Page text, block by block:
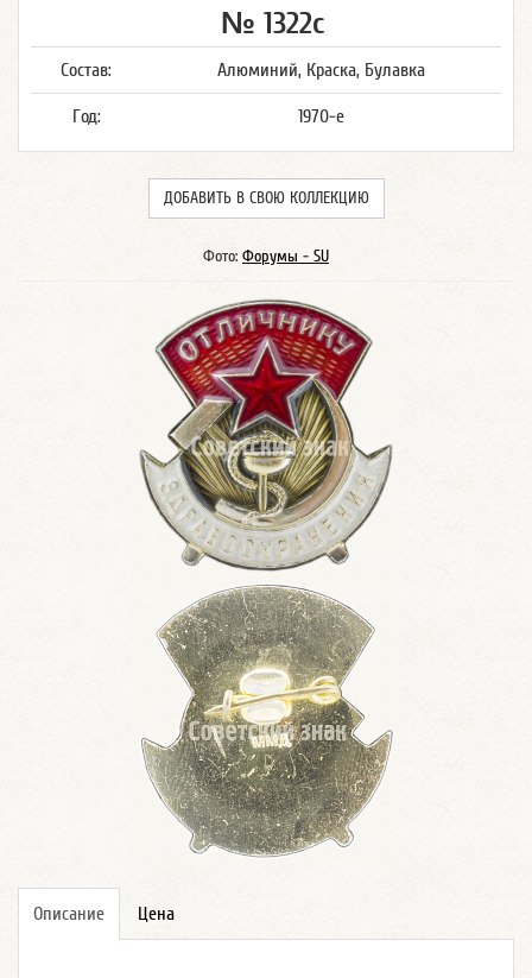
№ 1322с
Состав: Алюминий, Краска, Булавка
Год: 1970-е
ДОБАВИТЬ В СВОЮ КОЛЛЕКЦИЮ
Фото: Форумы - SU
Описание Цена